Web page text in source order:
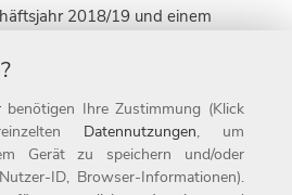
2018/19 und einem
Unternehmen für die
ist derzeit mit
darunter die 1907 gegründete
in 17 Onlineshops aktiv. Die
Mitarbeitern nicht nur einer
benötigen Ihre Zustimmung (Klick
Datennutzungen, um
Gerät zu speichern und/oder
ID, Browser-Informationen).